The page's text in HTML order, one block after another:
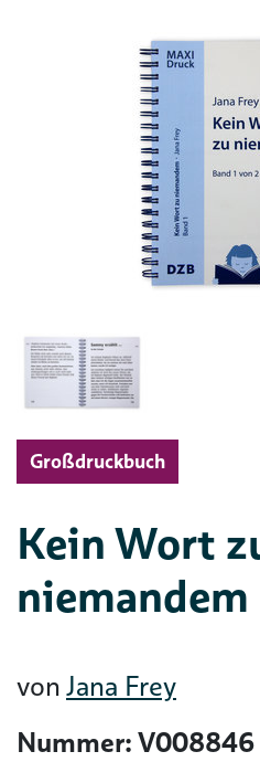
Großdruckbuch
Kein Wort
niemandem
vonJana Frey
Nummer: V008846